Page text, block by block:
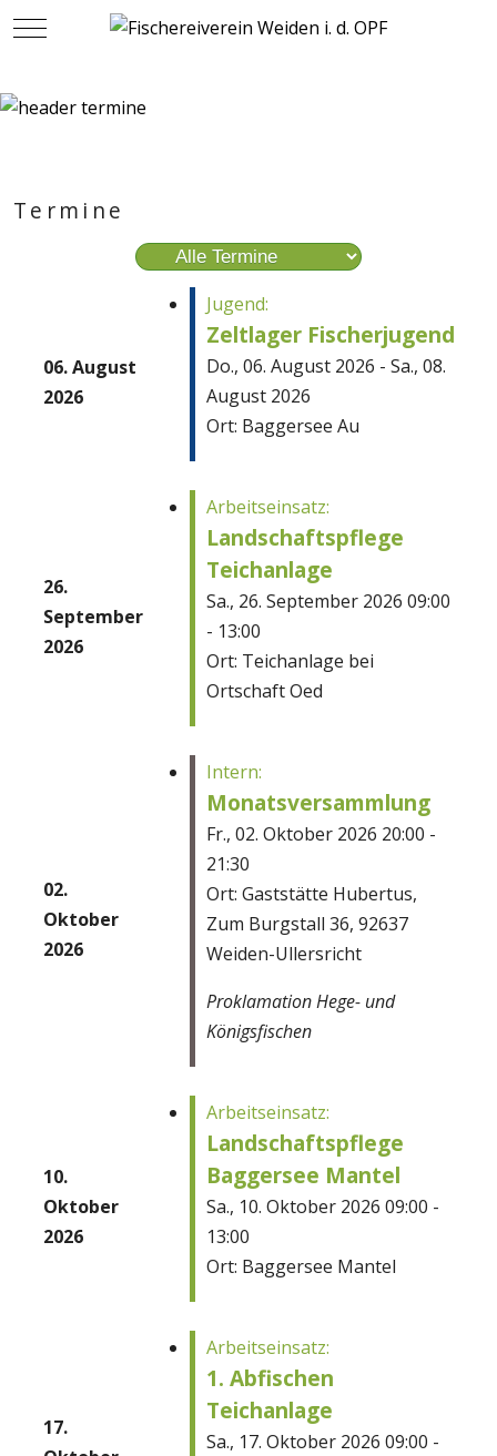
Mobile Menu Toggle
Termine
Eine Kategorie auswählen um die Liste zu
06. August
2026
Jugend:
Zeltlager Fischerjugend
Do., 06. August 2026 - Sa., 08.
August 2026
Ort: Baggersee Au
26.
September
2026
Arbeitseinsatz:
Landschaftspflege
Teichanlage
Sa., 26. September 2026 09:00
- 13:00
Ort: Teichanlage bei
Ortschaft Oed
02.
Oktober
2026
Intern:
Monatsversammlung
Fr., 02. Oktober 2026 20:00 -
21:30
Ort: Gaststätte Hubertus,
Zum Burgstall 36, 92637
Weiden-Ullersricht
Proklamation Hege- und
Königsfischen
10.
Oktober
2026
Arbeitseinsatz:
Landschaftspflege
Baggersee Mantel
Sa., 10. Oktober 2026 09:00 -
13:00
Ort: Baggersee Mantel
17.
Arbeitseinsatz:
1. Abfischen
Teichanlage
Sa., 17. Oktober 2026 09:00 -